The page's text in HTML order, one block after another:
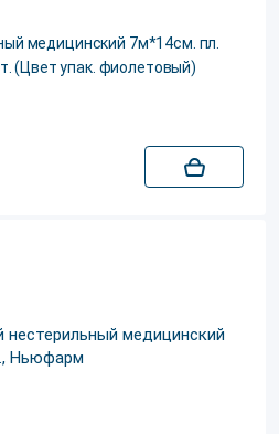
медицинский 7м*14см. пл.
(Цвет упак. фиолетовый)